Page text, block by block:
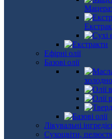
Ефірні олії
Базові олії
Лікувальні
Сухоцвіти,